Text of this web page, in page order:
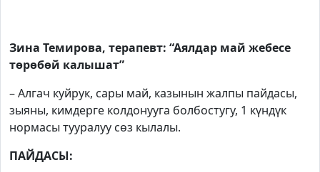
Зина Темирова, терапевт: “Аялдар май жебесе
төрөбөй калышат”
– Алгач куйрук, сары май, казынын жалпы пайдасы,
зыяны, кимдерге колдонууга болбостугу, 1 күндүк
нормасы тууралуу сөз кылалы.
ПАЙДАСЫ: